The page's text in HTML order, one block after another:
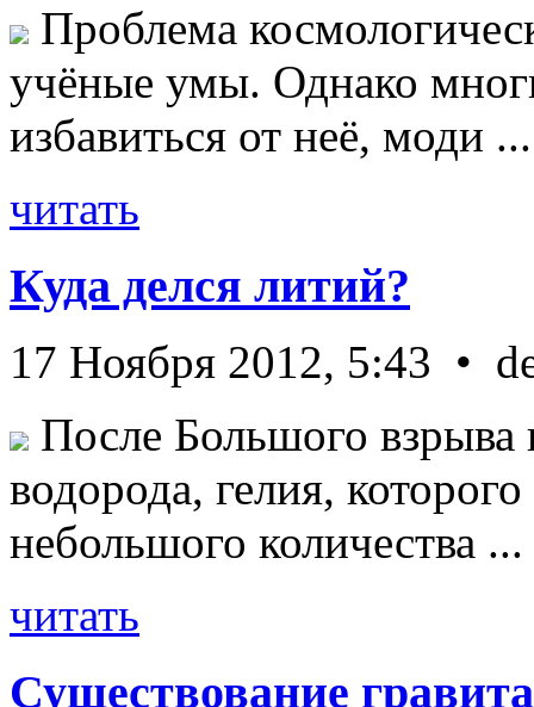
Проблема
учёные умы. Однако
избавиться от неё, моди ...
читать
Куда делся литий?
17 Ноября 2012, 5:43 •
После Большого взрыва
водорода, гелия,
небольшого количества ...
читать
Существование